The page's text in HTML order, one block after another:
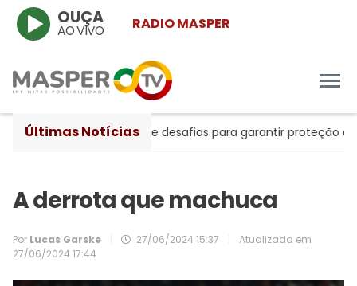
RÁDIO MASPER
OUÇA
AO VIVO
Últimas Notícias
avanços históricos e desafios para garantir proteção às
A derrota que machuca
Por Lucas Garske 27/06/2024 15:37
Atualizada em
27/06/2024 17:44